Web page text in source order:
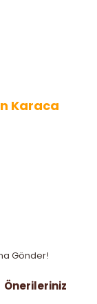
Karaca
Gönder!
Önerileriniz